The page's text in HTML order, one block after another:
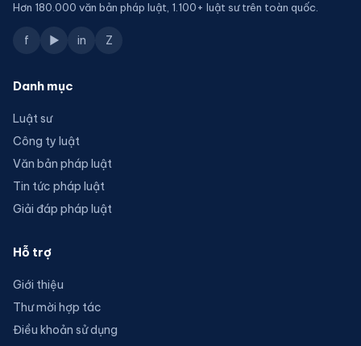
Hơn 180.000 văn bản pháp luật, 1.100+ luật sư trên toàn quốc.
f ▶ in Z
Danh mục
Luật sư
Công ty luật
Văn bản pháp luật
Tin tức pháp luật
Giải đáp pháp luật
Hỗ trợ
Giới thiệu
Thư mời hợp tác
Điều khoản sử dụng